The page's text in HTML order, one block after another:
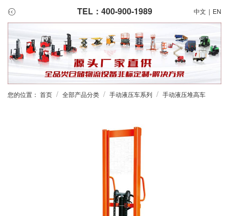
TEL：400-900-1989 中文 | EN
您的位置： 首页 / 全部产品分类 / 手动液压车系列 / 手动液压堆高车